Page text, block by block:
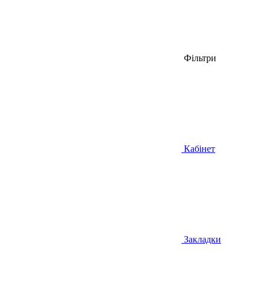
Фільтри
Кабінет
Закладки